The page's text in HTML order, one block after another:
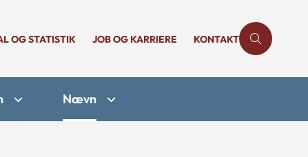
OG STATISTIK JOB OG KARRIERE KONTAKT
Nævn